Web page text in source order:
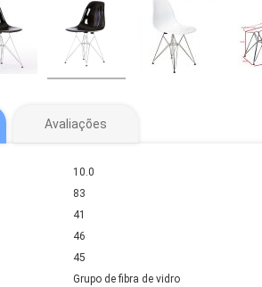
10.0
83
41
46
45
Grupo de fibra de vidro
Avaliações